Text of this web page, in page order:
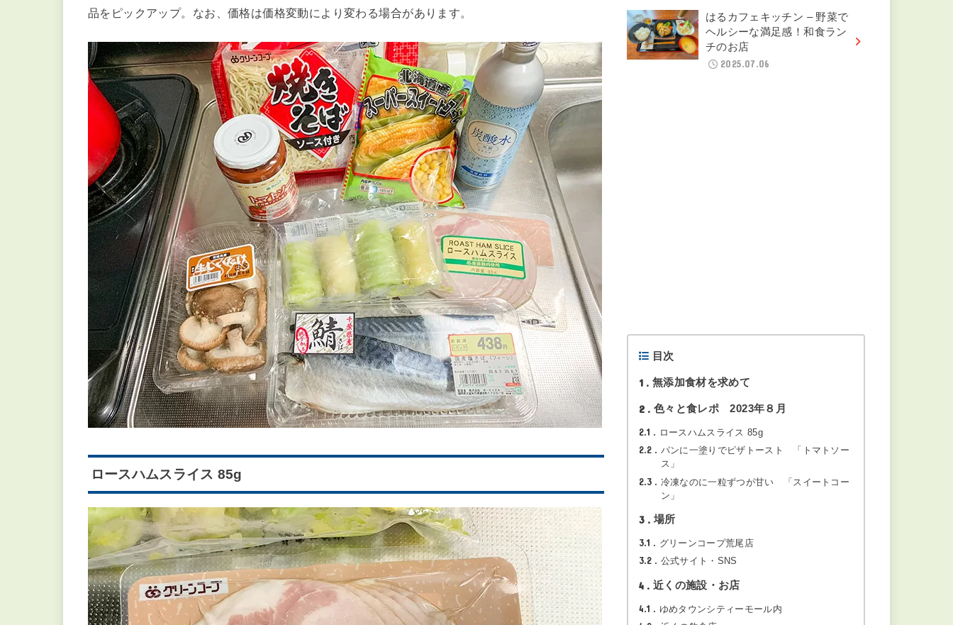
品をピックアップ。なお、価格は価格変動により変わる場合があります。
ロースハムスライス 85g
はるカフェキッチン – 野菜で
ヘルシーな満足感！和食ラン
チのお店
2025.07.06
目次
1 無添加食材を求めて
2 色々と食レポ 2023年８月
2.1 ロースハムスライス 85g
2.2
パンに一塗りでピザトースト 「トマトソー
ス」
2.3
冷凍なのに一粒ずつが甘い 「スイートコー
ン」
3 場所
3.1 グリーンコープ荒尾店
3.2 公式サイト・SNS
4 近くの施設・お店
4.1 ゆめタウンシティーモール内